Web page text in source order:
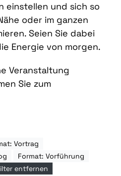
einstellen und sich so
oder im ganzen
Seien Sie dabei
Energie von morgen.
Veranstaltung
Sie zum
Vortrag
Format: Vorführung
entfernen